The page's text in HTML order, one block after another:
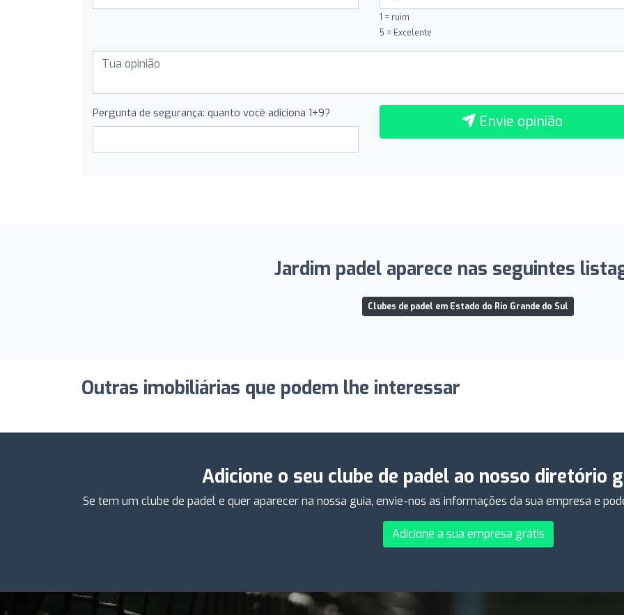
1 = ruim
5 = Excelente
Pergunta de segurança: quanto você adiciona 1+9? Envie opinião
Jardim padel aparece nas seguintes
Clubes de padel em Estado do Rio Grande do Sul
Outras imobiliárias que podem lhe interessar
Adicione o seu clube de padel ao nosso diretório
Se tem um clube de padel e quer aparecer na nossa guia, envie-nos as informações da sua empresa e
Adicione a sua empresa grátis